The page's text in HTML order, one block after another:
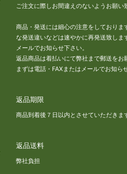
ご注文に際しお間違えのないようお願い
商品・発送には細心の注意をしておりま
な発送違いなどは速やかに再発送致しま
メールでお知らせ下さい。
返品商品は着払いにて弊社まで郵送をお
まずは電話・FAXまたはメールでお知ら
返品期限
商品到着後７日以内とさせていただきま
返品送料
弊社負担